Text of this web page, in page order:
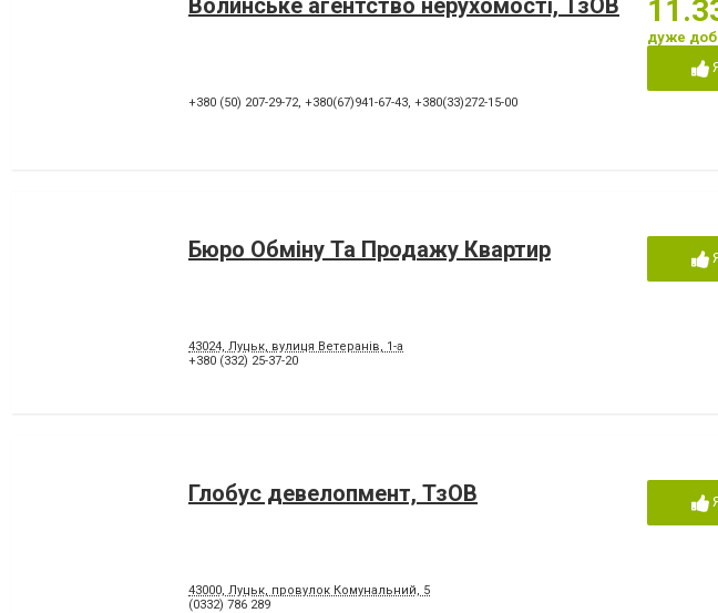
Волинське агентство нерухомості, ТзОВ
+380 (50) 207-29-72, +380(67)941-67-43, +380(33)272-15-00
дуже
Бюро Обміну Та Продажу Квартир
43024, Луцьк, вулиця Ветеранів, 1-а
+380 (332) 25-37-20
Глобус девелопмент, ТзОВ
43000, Луцьк, провулок Комунальний, 5
(0332) 786 289